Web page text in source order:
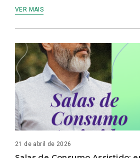
VER MAIS
21 de abril de 2026